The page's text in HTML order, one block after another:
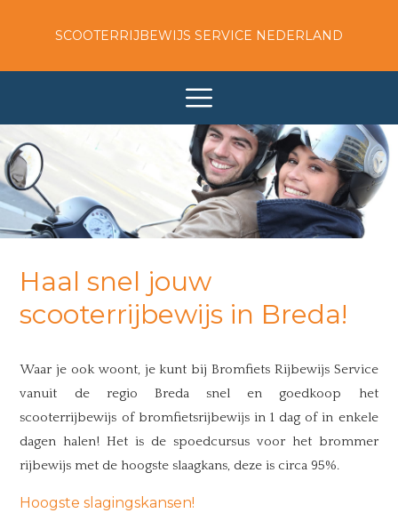
SCOOTERRIJBEWIJS SERVICE NEDERLAND
Haal snel jouw
scooterrijbewijs in Breda!
Waar je ook woont, je kunt bij Bromfiets Rijbewijs Service
vanuit de regio Breda snel en goedkoop het
scooterrijbewijs of bromfietsrijbewijs in 1 dag of in enkele
dagen halen! Het is de spoedcursus voor het brommer
rijbewijs met de hoogste slaagkans, deze is circa 95%.
Hoogste slagingskansen!